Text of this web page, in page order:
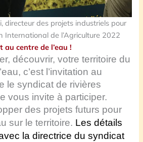
directeur des projets industriels pour
International de l’Agriculture 2022
centre de l’eau !
découvrir, votre territoire du
c’est l’invitation au
le syndicat de rivières
vous invite à participer.
des projets futurs pour
sur le territoire. Les détails
la directrice du syndicat